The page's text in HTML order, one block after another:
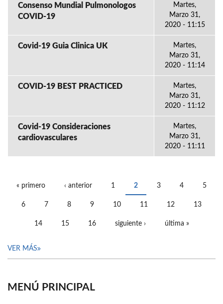
Consenso Mundial Pulmonologos
COVID-19
Martes,
Marzo 31,
2020 - 11:15
Covid-19 Guia Clinica UK
Martes,
Marzo 31,
2020 - 11:14
COVID-19 BEST PRACTICED
Martes,
Marzo 31,
2020 - 11:12
Covid-19 Consideraciones
cardiovasculares
Martes,
Marzo 31,
2020 - 11:11
« primero ‹ anterior 1 2 3 4 5
6 7 8 9 10 11 12 13
14 15 16 siguiente › última »
VER MÁS
MENÚ PRINCIPAL